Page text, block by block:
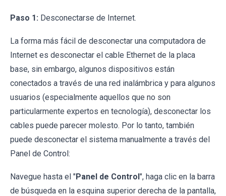
Paso 1: Desconectarse de Internet.
La forma más fácil de desconectar una computadora de
Internet es desconectar el cable Ethernet de la placa
base, sin embargo, algunos dispositivos están
conectados a través de una red inalámbrica y para algunos
usuarios (especialmente aquellos que no son
particularmente expertos en tecnología), desconectar los
cables puede parecer molesto. Por lo tanto, también
puede desconectar el sistema manualmente a través del
Panel de Control:
Navegue hasta el "Panel de Control", haga clic en la barra
de búsqueda en la esquina superior derecha de la pantalla,